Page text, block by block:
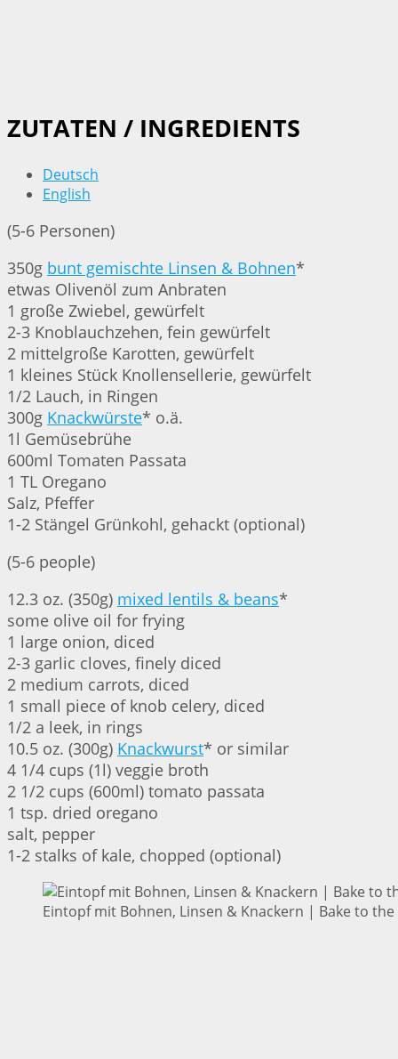
ZUTATEN / INGREDIENTS
Deutsch
English
(5-6 Personen)
350g bunt gemischte Linsen & Bohnen*
etwas Olivenöl zum Anbraten
1 große Zwiebel, gewürfelt
2-3 Knoblauchzehen, fein gewürfelt
2 mittelgroße Karotten, gewürfelt
1 kleines Stück Knollensellerie, gewürfelt
1/2 Lauch, in Ringen
300g Knackwürste* o.ä.
1l Gemüsebrühe
600ml Tomaten Passata
1 TL Oregano
Salz, Pfeffer
1-2 Stängel Grünkohl, gehackt (optional)
(5-6 people)
12.3 oz. (350g) mixed lentils & beans*
some olive oil for frying
1 large onion, diced
2-3 garlic cloves, finely diced
2 medium carrots, diced
1 small piece of knob celery, diced
1/2 a leek, in rings
10.5 oz. (300g) Knackwurst* or similar
4 1/4 cups (1l) veggie broth
2 1/2 cups (600ml) tomato passata
1 tsp. dried oregano
salt, pepper
1-2 stalks of kale, chopped (optional)
Eintopf mit Bohnen, Linsen & Knackern | Bake to